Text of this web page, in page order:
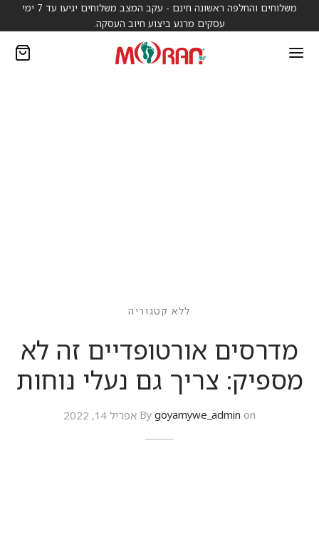
משלוחים והחלפה ראשונה חינם - עקב המצב משלוחים יגיעו עד 7 ימי
עסקים מרגע ביצוע חיוב העסקה.
ללא קטגוריה
מדרסים אורטופדיים זה לא
מספיק: צריך גם נעלי נוחות
By goyamywe_admin on אפריל 14, 2022